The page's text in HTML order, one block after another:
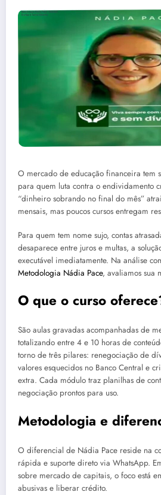
O mercado de educação financeira tem
para quem luta contra o endividamento
“dinheiro sobrando no final do mês”
mensais, mas poucos cursos entregam
Para quem tem nome sujo, contas
desaparece entre juros e multas, a
executável imediatamente. Na análise
Metodologia Nádia Pace, avaliamos sua
O que o curso
São aulas gravadas acompanhadas de
totalizando entre 4 e 10 horas de
torno de três pilares: renegociação de
valores esquecidos no Banco Central e
extra. Cada módulo traz planilhas de
negociação prontos para uso.
Metodologia e
O diferencial de Nádia Pace reside na
rápida e suporte direto via WhatsApp.
sobre mercado de capitais, o foco está
abusivas e liberar crédito.